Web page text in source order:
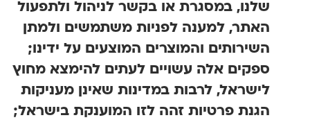
שלנו, במסגרת או בקשר לניהול ולתפעול
האתר, למענה לפניות משתמשים ולמתן
השירותים והמוצרים המוצעים על ידינו;
ספקים אלה עשויים לעתים להימצא מחוץ
לישראל, לרבות במדינות שאינן מעניקות
הגנת פרטיות זהה לזו המוענקת בישראל;